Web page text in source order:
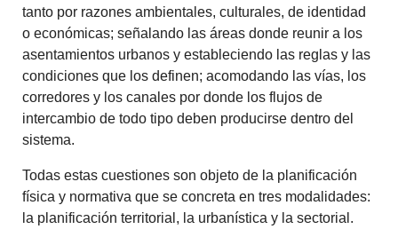
tanto por razones ambientales, culturales, de identidad
o económicas; señalando las áreas donde reunir a los
asentamientos urbanos y estableciendo las reglas y las
condiciones que los definen; acomodando las vías, los
corredores y los canales por donde los flujos de
intercambio de todo tipo deben producirse dentro del
sistema.
Todas estas cuestiones son objeto de la planificación
física y normativa que se concreta en tres modalidades:
la planificación territorial, la urbanística y la sectorial.